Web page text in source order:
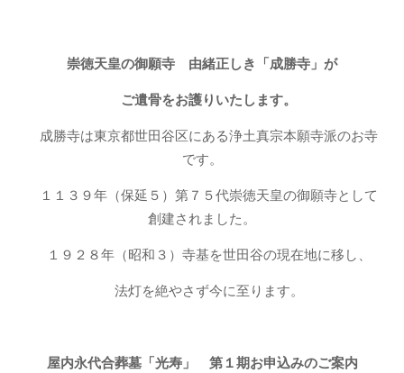
崇徳天皇の御願寺 由緒正しき「成勝寺」が
ご遺骨をお護りいたします。
成勝寺は東京都世田谷区にある浄土真宗本願寺派のお寺
です。
１１３９年（保延５）第７５代崇徳天皇の御願寺として
創建されました。
１９２８年（昭和３）寺基を世田谷の現在地に移し、
法灯を絶やさず今に至ります。
屋内永代合葬墓「光寿」 第１期お申込みのご案内